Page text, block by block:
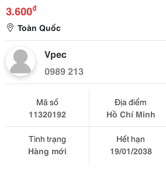
3.600₫
Toàn Quốc
Vpec
0989 213
Mã số
11320192
Địa điểm
Hồ Chí Minh
Tình trạng
Hàng mới
Hết hạn
19/01/2038